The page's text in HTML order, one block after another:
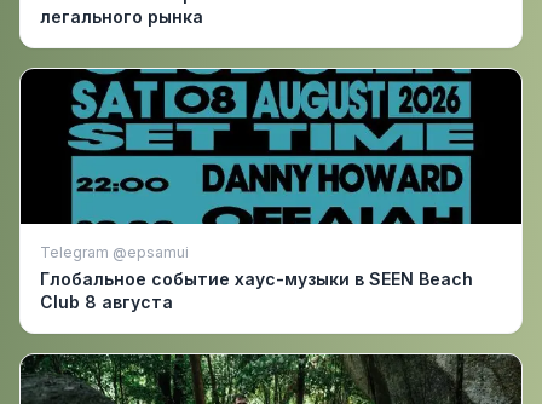
легального рынка
Telegram @epsamui
Глобальное событие хаус-музыки в SEEN Beach
Club 8 августа